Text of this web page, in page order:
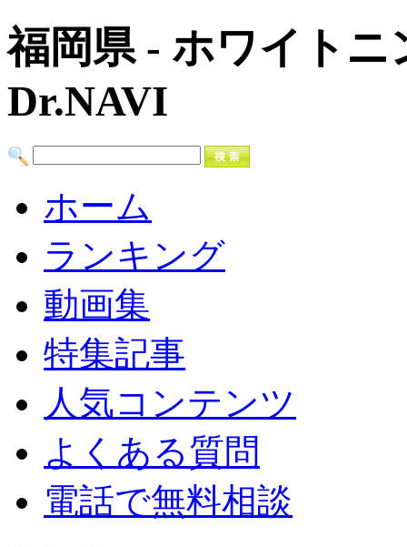
福岡県 - ホワイト
Dr.NAVI
ホーム
ランキング
動画集
特集記事
人気コンテンツ
よくある質問
電話で無料相談